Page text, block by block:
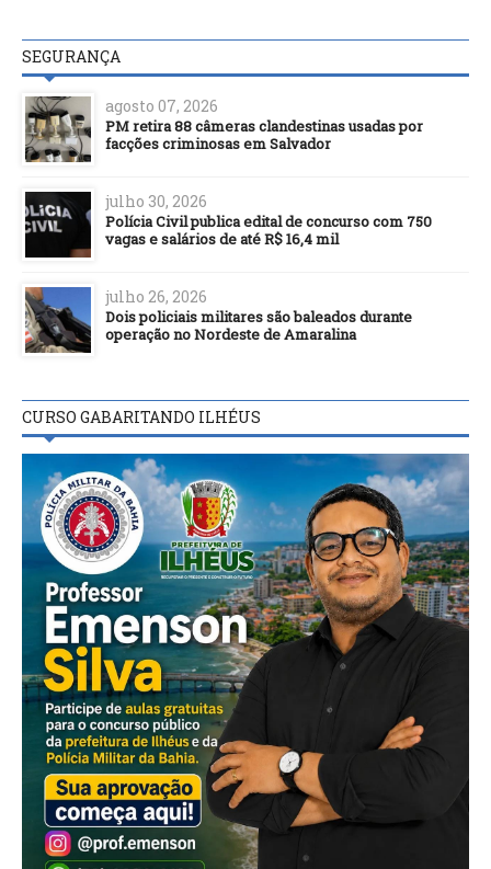
SEGURANÇA
agosto 07, 2026
PM retira 88 câmeras clandestinas usadas por
facções criminosas em Salvador
julho 30, 2026
Polícia Civil publica edital de concurso com 750
vagas e salários de até R$ 16,4 mil
julho 26, 2026
Dois policiais militares são baleados durante
operação no Nordeste de Amaralina
CURSO GABARITANDO ILHÉUS